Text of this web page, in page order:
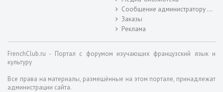
Сообщение администратору форума
Заказы
Реклама
FrenchClub.ru - Портал с форумом изучающих французский язык и
культуру
Все права на материалы, размещённые на этом портале, принадлежат
администрации сайта.